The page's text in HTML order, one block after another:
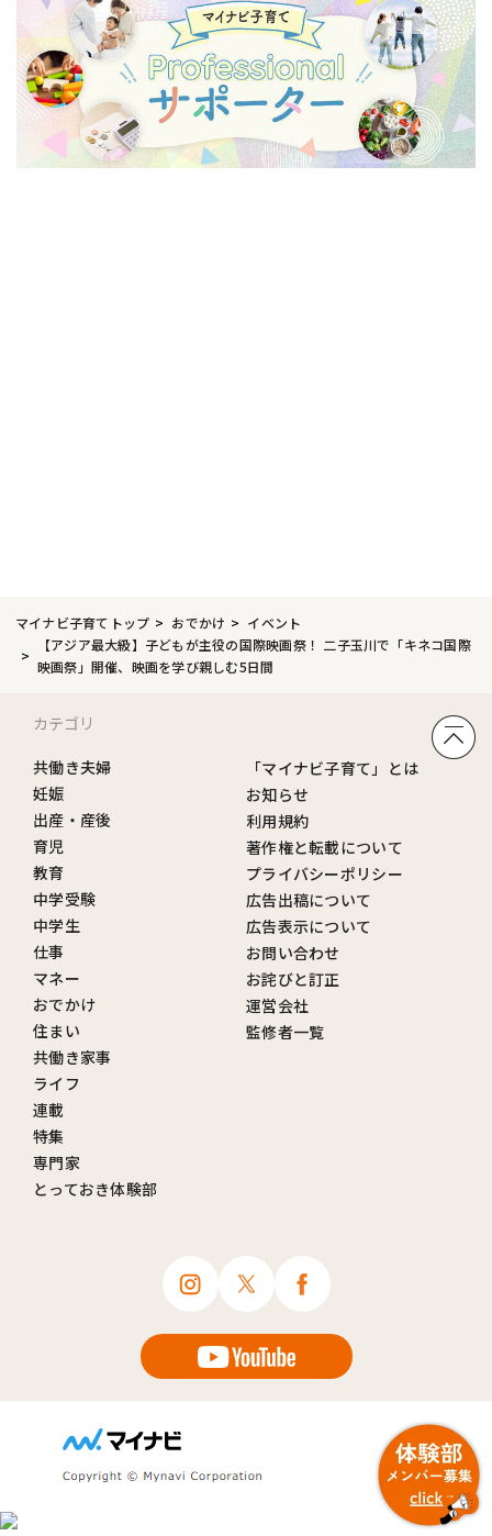
マイナビ子育てトップ おでかけ
イベント
【アジア最大級】子どもが主役の国際映画祭！ 二子玉川で「キネコ国際
映画祭」開催、映画を学び親しむ5日間
カテゴリ
共働き夫婦
妊娠
出産・産後
育児
教育
中学受験
中学生
仕事
マネー
おでかけ
住まい
共働き家事
ライフ
連載
特集
専門家
とっておき体験部
「マイナビ子育て」とは
お知らせ
利用規約
著作権と転載について
プライバシーポリシー
広告出稿について
広告表示について
お問い合わせ
お詫びと訂正
運営会社
監修者一覧